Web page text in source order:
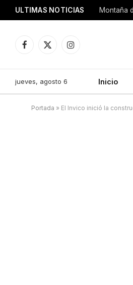
ULTIMAS NOTICIAS Montaña
Facebook
X
Instagram
jueves, agosto 6 Inicio
Portada » El Invico inició la